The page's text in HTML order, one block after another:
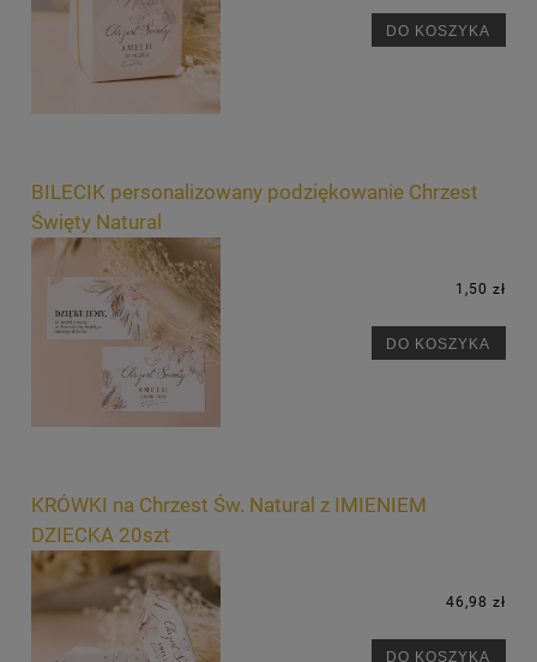
DO KOSZYKA
BILECIK personalizowany podziękowanie Chrzest
Święty Natural
1,50 zł
DO KOSZYKA
KRÓWKI na Chrzest Św. Natural z IMIENIEM
DZIECKA 20szt
46,98 zł
DO KOSZYKA